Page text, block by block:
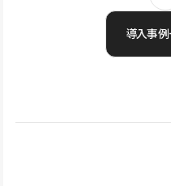
導入事